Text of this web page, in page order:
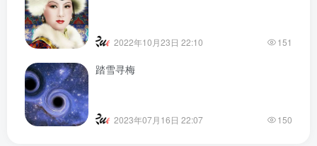
2022年10月23日 22:10 151
踏雪寻梅
2023年07月16日 22:07 150